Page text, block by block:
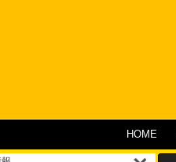
HOME